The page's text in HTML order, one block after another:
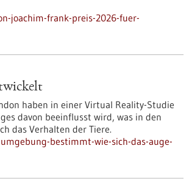
joachim-frank-preis-2026-fuer-
haben in einer Virtual Reality-Studie
davon beeinflusst wird, was in den
das Verhalten der Tiere.
bestimmt-wie-sich-das-auge-